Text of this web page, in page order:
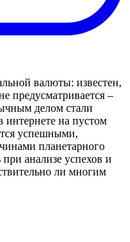
валюты: известен,
предусматривается –
делом стали
на пустом
успешными,
планетарного
анализе успехов и
ли многим